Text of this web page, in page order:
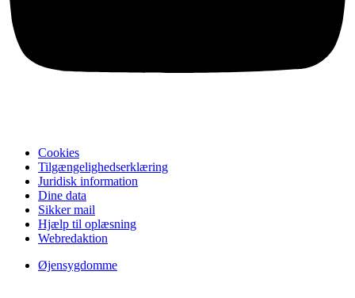
Cookies
Tilgængelighedserklæring
Juridisk information
Dine data
Sikker mail
Hjælp til oplæsning
Webredaktion
Øjensygdomme